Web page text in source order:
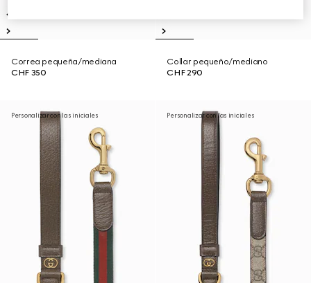
Correa pequeña/mediana
CHF 350
Collar pequeño/mediano
CHF 290
Personalizar con las iniciales Personalizar con las iniciales